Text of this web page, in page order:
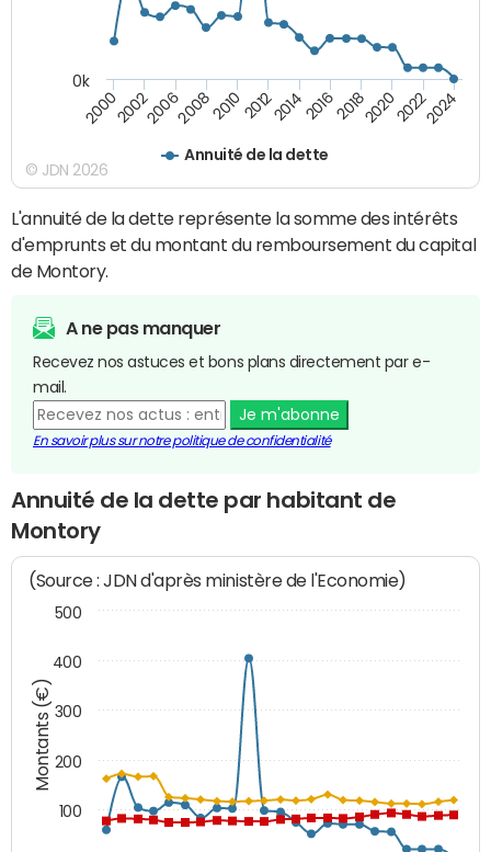
Annuité de la dette
200020022006200820102012201420162018202020222024
0k
© JDN 2026
L'annuité de la dette représente la somme des intérêts
d'emprunts et du montant du remboursement du capital
de Montory.
A ne pas manquer
Recevez nos astuces et bons plans directement par e-
mail.
Je m'abonne
En savoir plus sur notre politique de confidentialité
Annuité de la dette par habitant de
Montory
Montants (€)
(Source : JDN d'après ministère de l'Economie)
100
200
300
400
500